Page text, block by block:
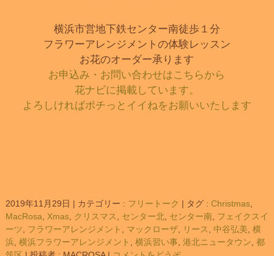
横浜市営地下鉄センター南徒歩１分
フラワーアレンジメントの体験レッスン
お花のオーダー承ります
お申込み・お問い合わせはこちらから
花ナビに掲載しています。
よろしければポチっとイイねをお願いいたします
2019年11月29日 | カテゴリー : フリートーク | タグ : Christmas,
MacRosa, Xmas, クリスマス, センター北, センター南, フェイクスイ
ーツ, フラワーアレンジメント , マックローザ, リース, 中谷弘美, 横
浜, 横浜フラワーアレンジメント , 横浜習い事, 港北ニュータウン, 都